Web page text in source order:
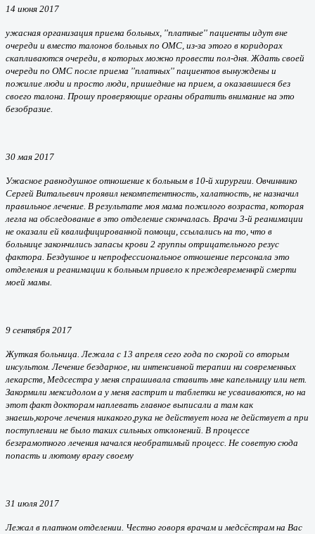
14 июня 2017
ужасная организация приема больных, ''платные'' пациенты идут вне
очереди и вместо талонов больных по ОМС, из-за этого в коридорах
скапливаются очереди, в которых можно провести пол-дня. Ждать своей
очереди по ОМС после приема ''платных'' пациентов вынуждены и
пожилие люди и просто люди, пришедние на прием, а оказавшиеся без
своего талона. Прошу проверяющие органы обратить внимание на это
безобразие.
30 мая 2017
Ужасное равнодушное отношение к больным в 10-й хирургии. Овчиннико
Сергей Витальевич проявил некомпетентность, халатность, не назначил
правильное лечение. В результате моя мама пожилого возраста, которая
легла на обследование в это отделение скончалась. Врачи 3-й реанимации
не оказали ей квалифицированной помощи, ссылались на то, что в
больнице закончились запасы крови 2 группы отрицательного резус
фактора. Бездушное и непрофессиональное отношение персонала это
отделения и реанимации к больным привело к преждевременнрй смерти
моей мамы.
9 сентября 2017
Жуткая больница. Лежала с 13 апреля сего года по скорой со вторым
инсультом. Лечение бездарное, ни интенсивной терапии ни современных
лекарств, Медсестра у меня спрашивала ставить мне капельницу или нет.
Закормили мексидолом а у меня гастрит и таблетки не усваиваются, но на
этот факт докторам наплевать главное выписали а там как
знаешь,короче лечения никакого,рука не действует нога не действует а при
поступлении не было таких сильных отклонений. В процессе
безграмотного лечения начался необратимый процесс. Не советую сюда
попасть и лютому врагу своему
31 июля 2017
Лежал в платном отделении. Честно говоря врачам и медсёстрам на Вас